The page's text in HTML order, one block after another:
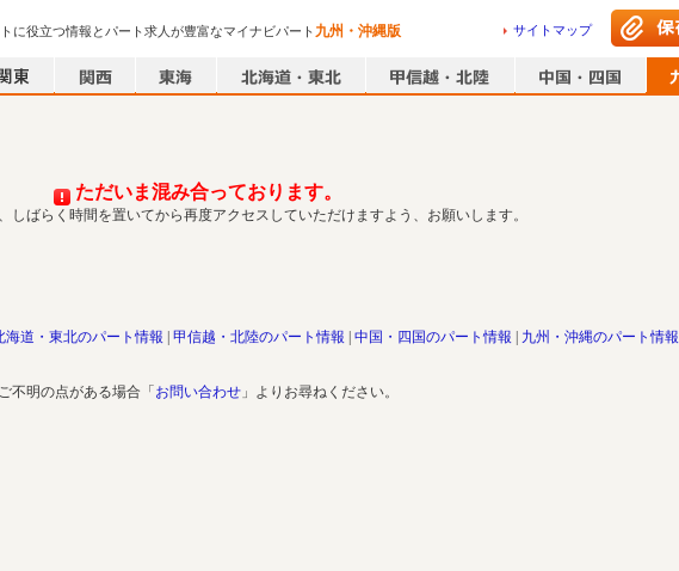
に役立つ情報とパート求人が豊富なマイナビパート 九州・沖縄版 サイトマップ
ただいま混み合っております。
しばらく時間を置いてから再度アクセスしていただけますよう、お願いします。
海道・東北のパート情報 甲信越・北陸のパート情報 中国・四国のパート情報 九州・沖縄のパート情報
ご不明の点がある場合「 お問い合わせ 」よりお尋ねください。